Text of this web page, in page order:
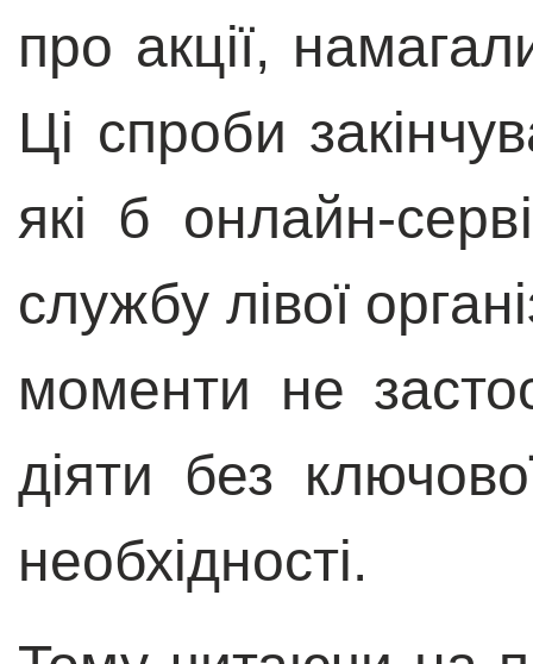
про акції,
Ці спроби
які б онлайн-
службу лівої
моменти не
діяти без
необхідності.